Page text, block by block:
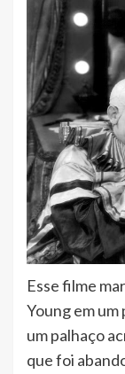
Esse filme
Young em
um palhaço
que foi